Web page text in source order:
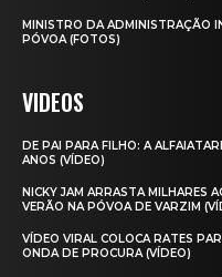
MINISTRO DA ADMINISTRAÇÃO
PÓVOA (FOTOS)
VIDEOS
DE PAI PARA FILHO: A
ANOS (VÍDEO)
NICKY JAM ARRASTA MILHARES
VERÃO NA PÓVOA DE VARZIM
VÍDEO VIRAL COLOCA RATES
ONDA DE PROCURA (VÍDEO)